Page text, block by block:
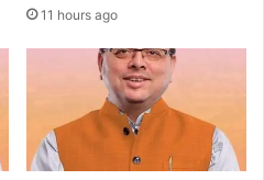
11 hours ago